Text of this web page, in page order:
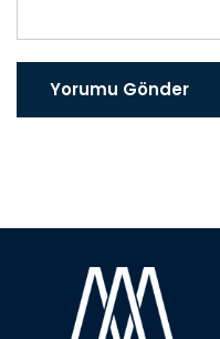
Yorumu Gönder